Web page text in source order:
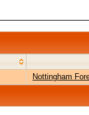
Nottingham